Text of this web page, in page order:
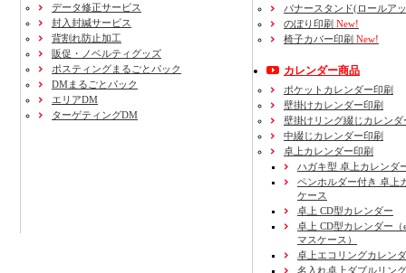
データ修正サービス
封入封緘サービス
背割れ防止加工
販促・ノベルティグッズ
ポスティングまるごとパック
DMまるごとパック
エリアDM
ターゲティングDM
バナースタンド(ロールア
のぼり印刷 New!
椅子カバー印刷 New!
カレンダー商品
ポケットカレンダー印刷
壁掛けカレンダー印刷
壁掛けリング綴じカレンダ
中綴じカレンダー印刷
卓上カレンダー印刷
ハガキ型 卓上カレンダ
ペンホルダー付き 卓上
ケース
卓上 CD型カレンダー
卓上 CD型カレンダー（
マスケース）
卓上エコリングカレン
名入れ卓上ダブルリン